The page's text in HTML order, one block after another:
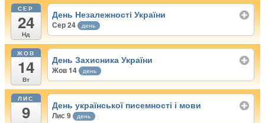
СЕР
24
Нд
День Незалежності України
Сер 24 день
ЖОВ
14
Вт
День Захисника України
Жов 14 день
ЛИС
9 День української писемності і мови
Лис 9 день